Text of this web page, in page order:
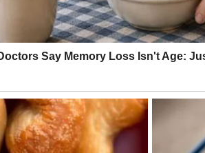
razjašnjenje i nova
u dane u kojima više nema prostora za
za odnose koji ga drže u neizvesnosti, jer
razgovor koji menja tok odnosa,
delo, a ne samo kroz reči. Ako je Rak
ga ne lomi, već ga smiruje, osobu koja